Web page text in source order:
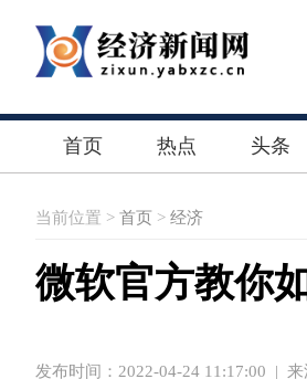
首页 热点 头条
当前位置 > 首页 > 经济
微软官方教你
发布时间：2022-04-24 11:17:00 | 来